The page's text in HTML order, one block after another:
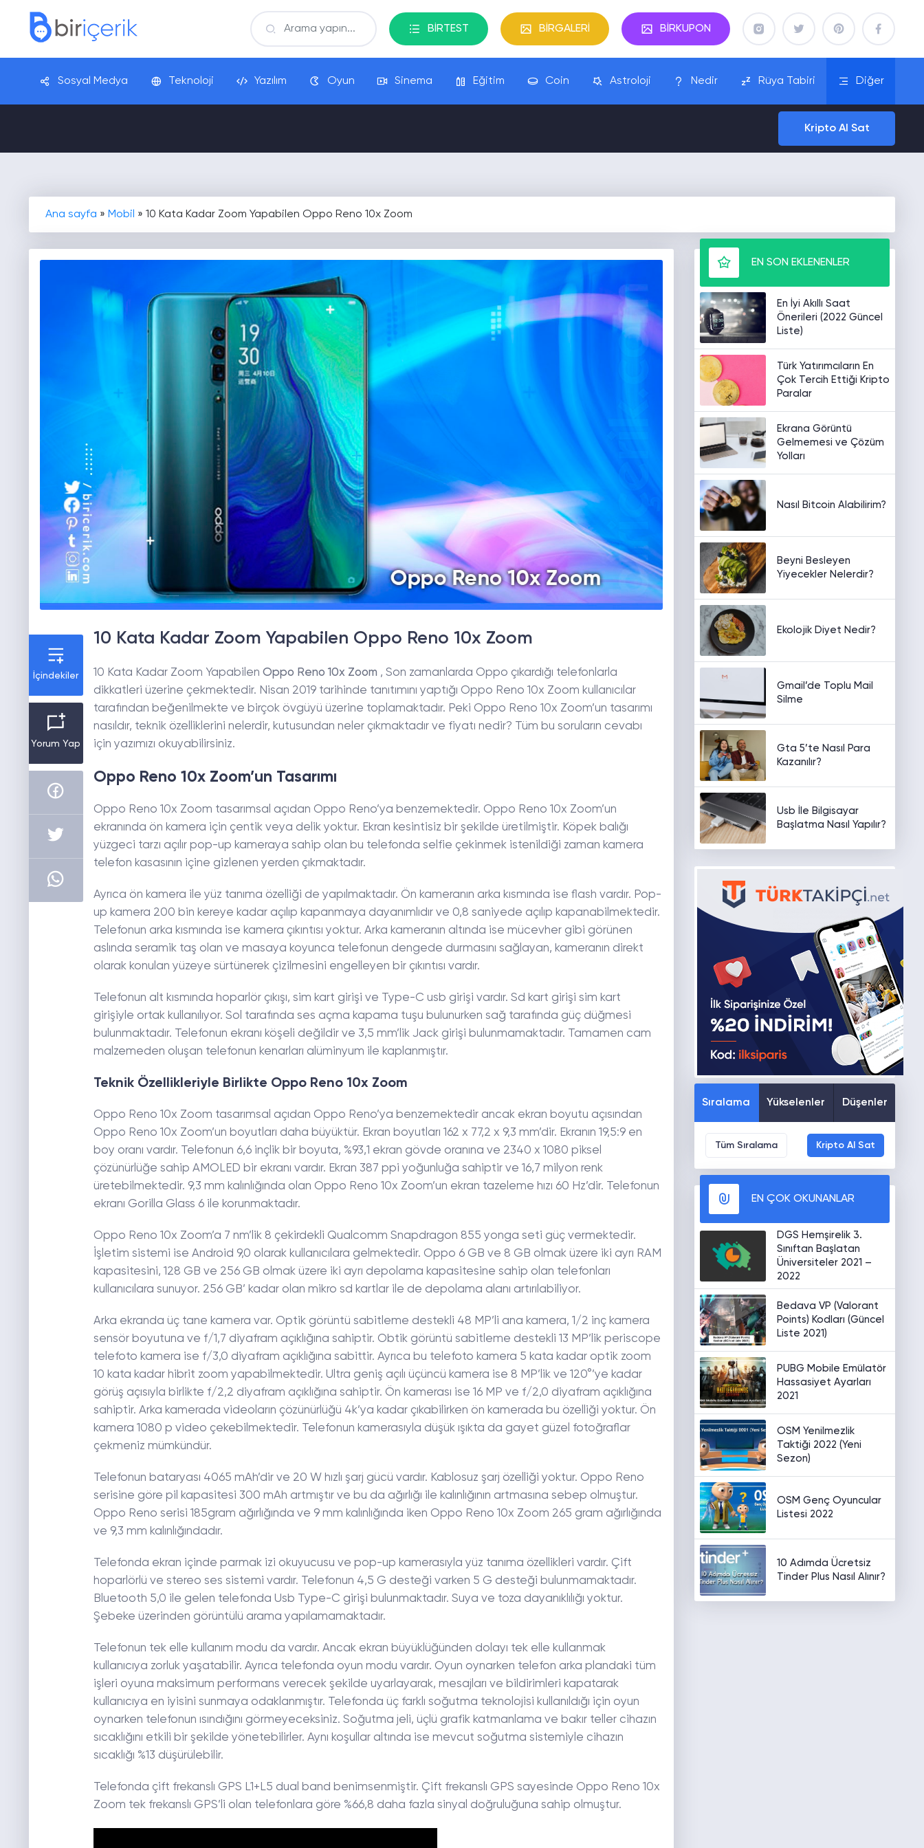
BİRTEST BİRGALERİ BİRKUPON
Sosyal Medya Teknoloji Yazılım Oyun Sinema Eğitim Coin Astroloji Nedir Rüya Tabiri Diğer
Kripto Al Sat
Ana sayfa » Mobil » 10 Kata Kadar Zoom Yapabilen Oppo Reno 10x Zoom
İçindekiler
Yorum Yap
10 Kata Kadar Zoom Yapabilen Oppo Reno 10x Zoom
10 Kata Kadar Zoom Yapabilen Oppo Reno 10x Zoom , Son zamanlarda Oppo çıkardığı telefonlarla
dikkatleri üzerine çekmektedir. Nisan 2019 tarihinde tanıtımını yaptığı Oppo Reno 10x Zoom kullanıcılar
tarafından beğenilmekte ve birçok övgüyü üzerine toplamaktadır. Peki Oppo Reno 10x Zoom’un tasarımı
nasıldır, teknik özelliklerini nelerdir, kutusundan neler çıkmaktadır ve fiyatı nedir? Tüm bu soruların cevabı
için yazımızı okuyabilirsiniz.
Oppo Reno 10x Zoom’un Tasarımı
Oppo Reno 10x Zoom tasarımsal açıdan Oppo Reno’ya benzemektedir. Oppo Reno 10x Zoom’un
ekranında ön kamera için çentik veya delik yoktur. Ekran kesintisiz bir şekilde üretilmiştir. Köpek balığı
yüzgeci tarzı açılır pop-up kameraya sahip olan bu telefonda selfie çekinmek istenildiği zaman kamera
telefon kasasının içine gizlenen yerden çıkmaktadır.
Ayrıca ön kamera ile yüz tanıma özelliği de yapılmaktadır. Ön kameranın arka kısmında ise flash vardır. Pop-
up kamera 200 bin kereye kadar açılıp kapanmaya dayanımlıdır ve 0,8 saniyede açılıp kapanabilmektedir.
Telefonun arka kısmında ise kamera çıkıntısı yoktur. Arka kameranın altında ise mücevher gibi görünen
aslında seramik taş olan ve masaya koyunca telefonun dengede durmasını sağlayan, kameranın direkt
olarak konulan yüzeye sürtünerek çizilmesini engelleyen bir çıkıntısı vardır.
Telefonun alt kısmında hoparlör çıkışı, sim kart girişi ve Type-C usb girişi vardır. Sd kart girişi sim kart
girişiyle ortak kullanılıyor. Sol tarafında ses açma kapama tuşu bulunurken sağ tarafında güç düğmesi
bulunmaktadır. Telefonun ekranı köşeli değildir ve 3,5 mm’lik Jack girişi bulunmamaktadır. Tamamen cam
malzemeden oluşan telefonun kenarları alüminyum ile kaplanmıştır.
Teknik Özellikleriyle Birlikte Oppo Reno 10x Zoom
Oppo Reno 10x Zoom tasarımsal açıdan Oppo Reno’ya benzemektedir ancak ekran boyutu açısından
Oppo Reno 10x Zoom’un boyutları daha büyüktür. Ekran boyutları 162 x 77,2 x 9,3 mm’dir. Ekranın 19,5:9 en
boy oranı vardır. Telefonun 6,6 inçlik bir boyuta, %93,1 ekran gövde oranına ve 2340 x 1080 piksel
çözünürlüğe sahip AMOLED bir ekranı vardır. Ekran 387 ppi yoğunluğa sahiptir ve 16,7 milyon renk
üretebilmektedir. 9,3 mm kalınlığında olan Oppo Reno 10x Zoom’un ekran tazeleme hızı 60 Hz’dir. Telefonun
ekranı Gorilla Glass 6 ile korunmaktadır.
Oppo Reno 10x Zoom’a 7 nm’lik 8 çekirdekli Qualcomm Snapdragon 855 yonga seti güç vermektedir.
İşletim sistemi ise Android 9,0 olarak kullanıcılara gelmektedir. Oppo 6 GB ve 8 GB olmak üzere iki ayrı RAM
kapasitesini, 128 GB ve 256 GB olmak üzere iki ayrı depolama kapasitesine sahip olan telefonları
kullanıcılara sunuyor. 256 GB’ kadar olan mikro sd kartlar ile de depolama alanı artırılabiliyor.
Arka ekranda üç tane kamera var. Optik görüntü sabitleme destekli 48 MP’li ana kamera, 1/2 inç kamera
sensör boyutuna ve f/1,7 diyafram açıklığına sahiptir. Obtik görüntü sabitleme destekli 13 MP’lik periscope
telefoto kamera ise f/3,0 diyafram açıklığına sabittir. Ayrıca bu telefoto kamera 5 kata kadar optik zoom
10 kata kadar hibrit zoom yapabilmektedir. Ultra geniş açılı üçüncü kamera ise 8 MP’lik ve 120°’ye kadar
görüş açısıyla birlikte f/2,2 diyafram açıklığına sahiptir. Ön kamerası ise 16 MP ve f/2,0 diyafram açıklığına
sahiptir. Arka kamerada videoların çözünürlüğü 4k’ya kadar çıkabilirken ön kamerada bu özelliği yoktur. Ön
kamera 1080 p video çekebilmektedir. Telefonun kamerasıyla düşük ışıkta da gayet güzel fotoğraflar
çekmeniz mümkündür.
Telefonun bataryası 4065 mAh’dir ve 20 W hızlı şarj gücü vardır. Kablosuz şarj özelliği yoktur. Oppo Reno
serisine göre pil kapasitesi 300 mAh artmıştır ve bu da ağırlığı ile kalınlığının artmasına sebep olmuştur.
Oppo Reno serisi 185gram ağırlığında ve 9 mm kalınlığında iken Oppo Reno 10x Zoom 265 gram ağırlığında
ve 9,3 mm kalınlığındadır.
Telefonda ekran içinde parmak izi okuyucusu ve pop-up kamerasıyla yüz tanıma özellikleri vardır. Çift
hoparlörlü ve stereo ses sistemi vardır. Telefonun 4,5 G desteği varken 5 G desteği bulunmamaktadır.
Bluetooth 5,0 ile gelen telefonda Usb Type-C girişi bulunmaktadır. Suya ve toza dayanıklılığı yoktur.
Şebeke üzerinden görüntülü arama yapılamamaktadır.
Telefonun tek elle kullanım modu da vardır. Ancak ekran büyüklüğünden dolayı tek elle kullanmak
kullanıcıya zorluk yaşatabilir. Ayrıca telefonda oyun modu vardır. Oyun oynarken telefon arka plandaki tüm
işleri oyuna maksimum performans verecek şekilde uyarlayarak, mesajları ve bildirimleri kapatarak
kullanıcıya en iyisini sunmaya odaklanmıştır. Telefonda üç farklı soğutma teknolojisi kullanıldığı için oyun
oynarken telefonun ısındığını görmeyeceksiniz. Soğutma jeli, üçlü grafik katmanlama ve bakır teller cihazın
sıcaklığını etkili bir şekilde yönetebilirler. Aynı koşullar altında ise mevcut soğutma sistemiyle cihazın
sıcaklığı %13 düşürülebilir.
Telefonda çift frekanslı GPS L1+L5 dual band benimsenmiştir. Çift frekanslı GPS sayesinde Oppo Reno 10x
Zoom tek frekanslı GPS’li olan telefonlara göre %66,8 daha fazla sinyal doğruluğuna sahip olmuştur.
EN SON EKLENENLER
En İyi Akıllı Saat
Önerileri (2022 Güncel
Liste)
Türk Yatırımcıların En
Çok Tercih Ettiği Kripto
Paralar
Ekrana Görüntü
Gelmemesi ve Çözüm
Yolları
Nasıl Bitcoin Alabilirim?
Beyni Besleyen
Yiyecekler Nelerdir?
Ekolojik Diyet Nedir?
Gmail’de Toplu Mail
Silme
Gta 5’te Nasıl Para
Kazanılır?
Usb İle Bilgisayar
Başlatma Nasıl Yapılır?
Sıralama Yükselenler Düşenler
Tüm Sıralama Kripto Al Sat
EN ÇOK OKUNANLAR
DGS Hemşirelik 3.
Sınıftan Başlatan
Üniversiteler 2021 –
2022
Bedava VP (Valorant
Points) Kodları (Güncel
Liste 2021)
PUBG Mobile Emülatör
Hassasiyet Ayarları
2021
OSM Yenilmezlik
Taktiği 2022 (Yeni
Sezon)
OSM Genç Oyuncular
Listesi 2022
10 Adımda Ücretsiz
Tinder Plus Nasıl Alınır?